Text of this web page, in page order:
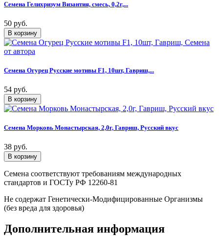
Семена Гелихризум Византия, смесь, 0,2г,...
50 руб.
Семена Огурец Русские мотивы F1, 10шт, Гавриш,...
54 руб.
Семена Морковь Монастырская, 2,0г, Гавриш, Русский вкус
38 руб.
Семена соответствуют требованиям международных
стандартов и ГОСТу РФ 12260-81
Не содержат Генетически-Модифицированные Организмы
(без вреда для здоровья)
Дополнительная информация